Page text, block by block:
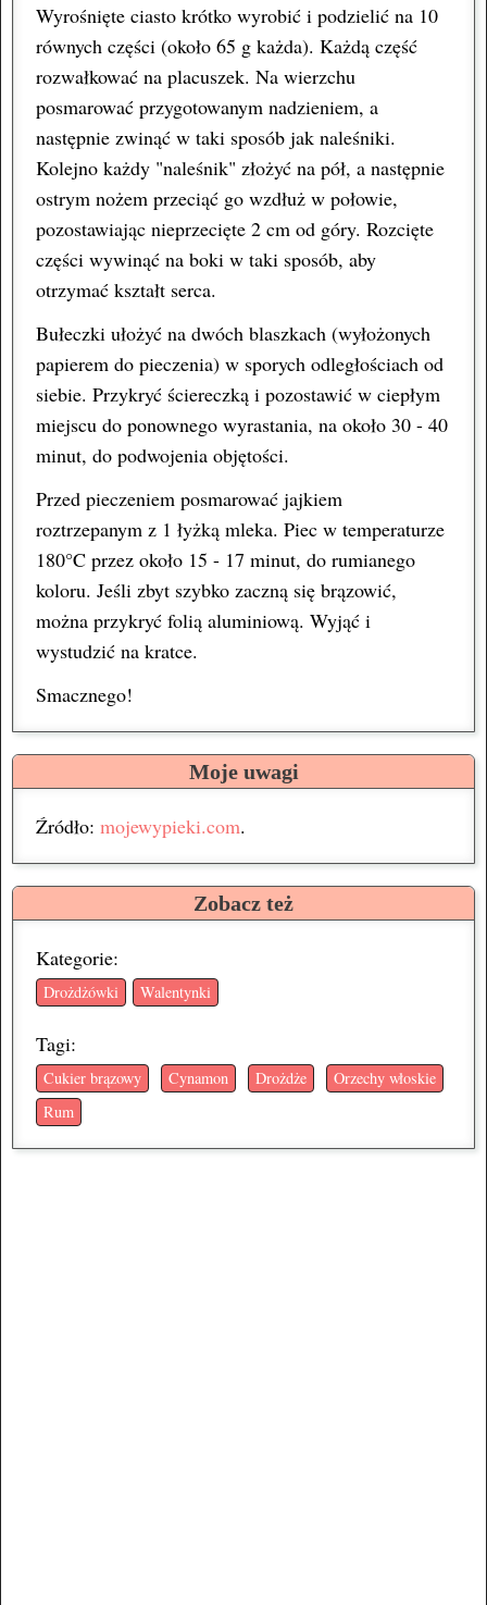
Wyrośnięte ciasto krótko wyrobić i podzielić na 10
równych części (około 65 g każda). Każdą część
rozwałkować na placuszek. Na wierzchu
posmarować przygotowanym nadzieniem, a
następnie zwinąć w taki sposób jak naleśniki.
Kolejno każdy "naleśnik" złożyć na pół, a następnie
ostrym nożem przeciąć go wzdłuż w połowie,
pozostawiając nieprzecięte 2 cm od góry. Rozcięte
części wywinąć na boki w taki sposób, aby
otrzymać kształt serca.
Bułeczki ułożyć na dwóch blaszkach (wyłożonych
papierem do pieczenia) w sporych odległościach od
siebie. Przykryć ściereczką i pozostawić w ciepłym
miejscu do ponownego wyrastania, na około 30 - 40
minut, do podwojenia objętości.
Przed pieczeniem posmarować jajkiem
roztrzepanym z 1 łyżką mleka. Piec w temperaturze
180°C przez około 15 - 17 minut, do rumianego
koloru. Jeśli zbyt szybko zaczną się brązowić,
można przykryć folią aluminiową. Wyjąć i
wystudzić na kratce.
Smacznego!
Moje uwagi
Źródło: mojewypieki.com.
Zobacz też
Kategorie:
Drożdżówki Walentynki
Tagi:
Cukier brązowy Cynamon Drożdże
Orzechy włoskie
Rum